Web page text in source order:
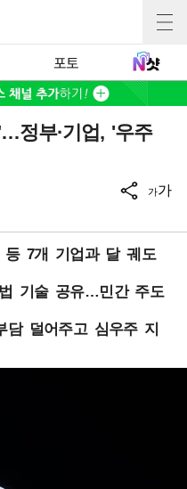
포토
정부·기업, '우주
가가
등 7개 기업과 달 궤도
기술 공유…민간 주도
덜어주고 심우주 지